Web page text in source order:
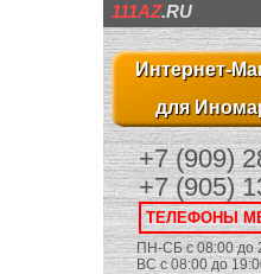
111AZ.RU
Интернет-
для
+7 (909)
+7 (905)
ТЕЛЕФОНЫ
ПН-СБ с 08:00 до
ВС с 08:00 до